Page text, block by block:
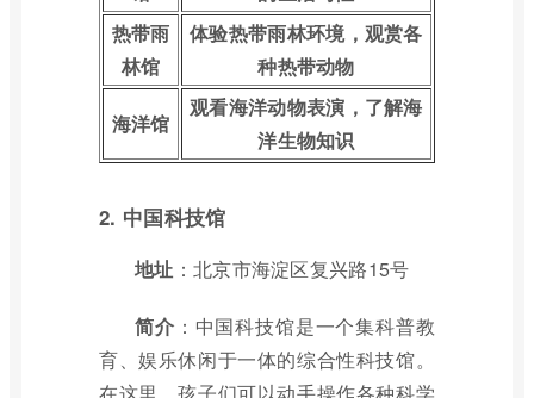
热带雨
林馆
体验热带雨林环境，观赏各
种热带动物
海洋馆
观看海洋动物表演，了解海
洋生物知识
2. 中国科技馆
地址 ：北京市海淀区复兴路15号
简介 ：中国科技馆是一个集科普教
育、娱乐休闲于一体的综合性科技馆。